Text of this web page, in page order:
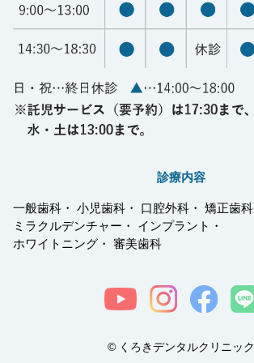
診療内容
一般歯科・ 小児歯科 ・ 口腔外科 ・ 矯正歯科
ミラクルデンチャー ・ インプラント ・
ホワイトニング ・ 審美歯科
© くろきデンタルクリニック